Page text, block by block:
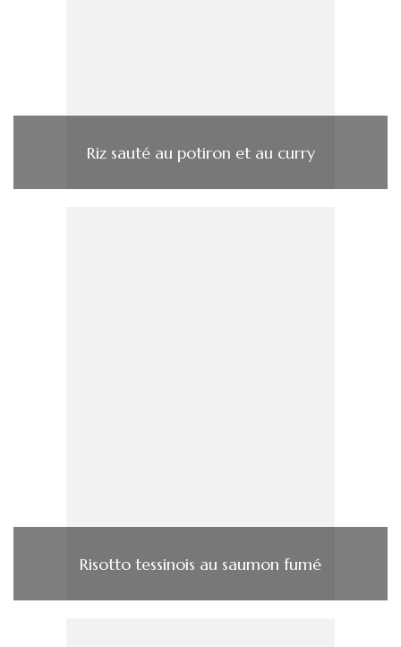
Riz sauté au potiron et au curry
Risotto tessinois au saumon fumé